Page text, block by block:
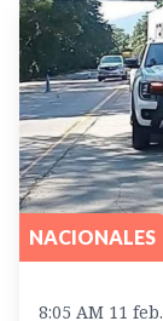
NACIONALES
8:05 AM 11